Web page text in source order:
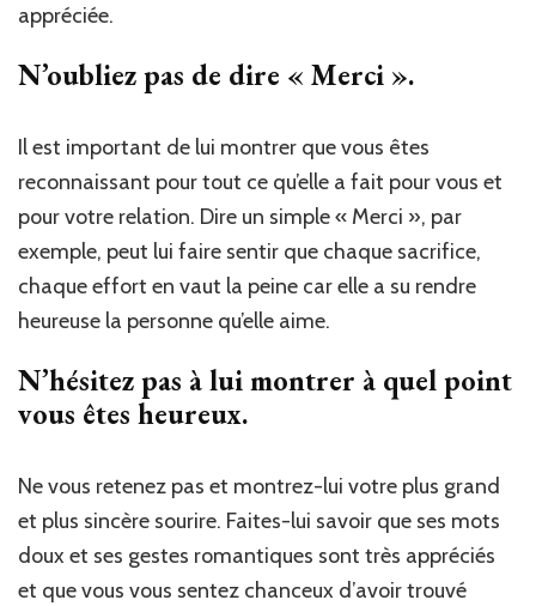
appréciée.
N’oubliez pas de dire « Merci ».
Il est important de lui montrer que vous êtes
reconnaissant pour tout ce qu’elle a fait pour vous et
pour votre relation. Dire un simple « Merci », par
exemple, peut lui faire sentir que chaque sacrifice,
chaque effort en vaut la peine car elle a su rendre
heureuse la personne qu’elle aime.
N’hésitez pas à lui montrer à quel point
vous êtes heureux.
Ne vous retenez pas et montrez-lui votre plus grand
et plus sincère sourire. Faites-lui savoir que ses mots
doux et ses gestes romantiques sont très appréciés
et que vous vous sentez chanceux d’avoir trouvé